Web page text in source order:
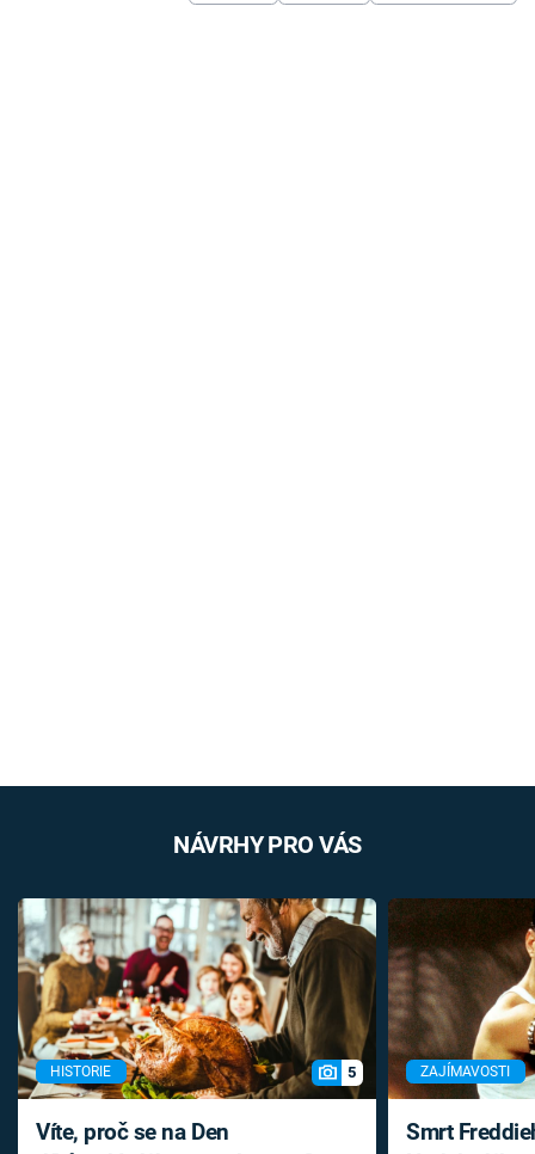
NÁVRHY PRO VÁS
HISTORIE 5
Víte, proč se na Den
ZAJÍMAVOSTI
Smrt